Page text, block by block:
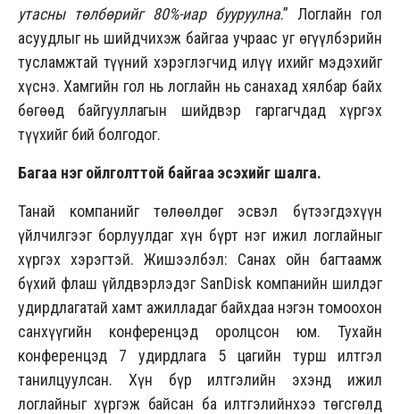
утасны төлбөрийг 80%-иар бууруулна.” Логлайн гол
асуудлыг нь шийдчихэж байгаа учраас уг өгүүлбэрийн
тусламжтай түүний хэрэглэгчид илүү ихийг мэдэхийг
хүснэ. Хамгийн гол нь логлайн нь санахад хялбар байх
бөгөөд байгууллагын шийдвэр гаргагчдад хүргэх
түүхийг бий болгодог.
Багаа нэг ойлголттой байгаа эсэхийг шалга.
Танай компанийг төлөөлдөг эсвэл бүтээгдэхүүн
үйлчилгээг борлуулдаг хүн бүрт нэг ижил логлайныг
хүргэх хэрэгтэй. Жишээлбэл: Санах ойн багтаамж
бүхий флаш үйлдвэрлэдэг SanDisk компанийн шилдэг
удирдлагатай хамт ажилладаг байхдаа нэгэн томоохон
санхүүгийн конференцэд оролцсон юм. Тухайн
конференцэд 7 удирдлага 5 цагийн турш илтгэл
танилцуулсан. Хүн бүр илтгэлийн эхэнд ижил
логлайныг хүргэж байсан ба илтгэлийнхээ төгсгөлд